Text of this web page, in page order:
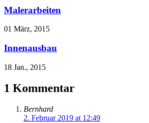
Malerarbeiten
01 März, 2015
Innenausbau
18 Jan., 2015
1 Kommentar
Bernhard
2. Februar 2019 at 12:49